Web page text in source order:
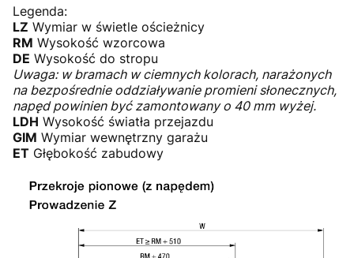
Legenda:
LZ Wymiar w świetle ościeżnicy
RM Wysokość wzorcowa
DE Wysokość do stropu
Uwaga: w bramach w ciemnych kolorach, narażonych
na bezpośrednie oddziaływanie promieni słonecznych,
napęd powinien być zamontowany o 40 mm wyżej.
LDH Wysokość światła przejazdu
GIM Wymiar wewnętrzny garażu
ET Głębokość zabudowy